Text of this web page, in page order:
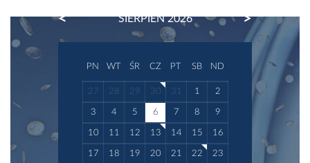
SIERPIEŃ 2026
PREVIOUS NEXT
PN WT ŚR CZ PT SB ND
27 28 29 30 31 1 2
3 4 5 6 7 8 9
10 11 12 13 14 15 16
17 18 19 20 21 22 23